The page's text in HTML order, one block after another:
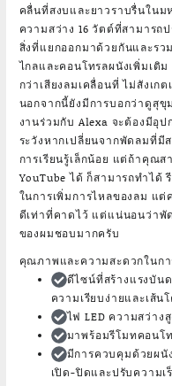
คลื่นที่สงบและยาวราบรื่นใน
ความสว่าง 16 วัตต์ที่สามารถ
สิ่งที่แยกออกมาด้วยกันและรว
ไกลและคอนโทรลผนังเพิ่มเติ
กว่าเสียงลมเคลื่อนที่ ไม่สังเก
นอกจากนี้ยังมีการบอกว่าดูสุ
งานร่วมกับ Alexa จะต้องมีอุ
ระวังหากเปลี่ยนจากพัดลมที่มี
การเรียนรู้เล็กน้อย แต่ถ้าคุณ
YouTube ได้ ก็สามารถทำได้
ในการเพิ่มการไหลของลม แ
ดีเท่าที่คาดไว้ แต่แน่นอนว่าพั
ของผมชอบมากครับ
คุณภาพและความสะดวกในกา
ดีไซน์ที่สร้างแรงบัน
ความเรียบง่ายและเส้น
ไฟ LED ความสว่าง
มาพร้อมรีโมทคอนโ
มีการควบคุมด้วยผนั
เปิด-ปิดและปรับความเ